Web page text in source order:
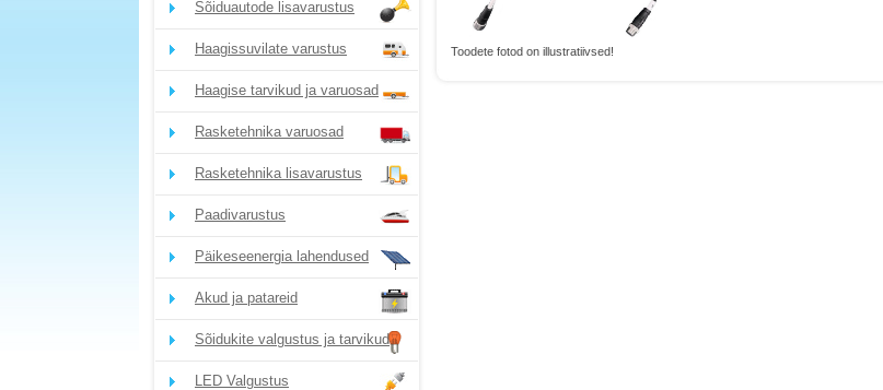
Sõiduautode lisavarustus
Haagissuvilate varustus
Haagise tarvikud ja varuosad
Rasketehnika varuosad
Rasketehnika lisavarustus
Paadivarustus
Päikeseenergia lahendused
Akud ja patareid
Sõidukite valgustus ja tarvikud
LED Valgustus
Toodete fotod on illustratiivsed!